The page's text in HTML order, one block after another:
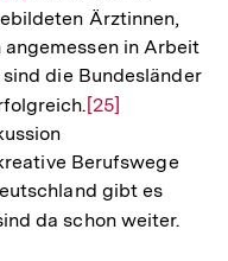
Ärztinnen,
in Arbeit
die Bundesländer
Zur
der
Fußnote
[25]
Berufswege
gibt es
da schon weiter.